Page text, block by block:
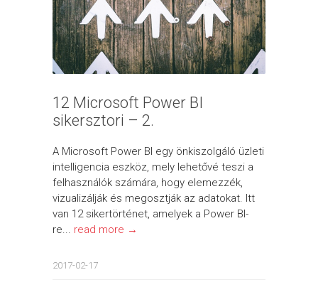
12 Microsoft Power BI
sikersztori – 2.
A Microsoft Power BI egy önkiszolgáló üzleti
intelligencia eszköz, mely lehetővé teszi a
felhasználók számára, hogy elemezzék,
vizualizálják és megosztják az adatokat. Itt
van 12 sikertörténet, amelyek a Power BI-
re... read more →
2017-02-17